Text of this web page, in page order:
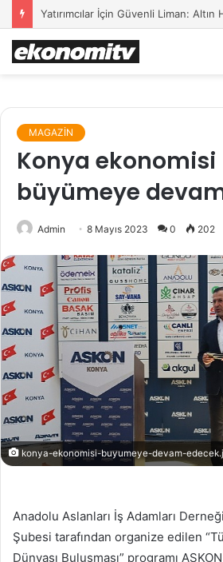
Yatırımcılar İçin Güvenli Liman: Altın
MAGAZİN
Konya ekonomisi
büyümeye
Admin 8 Mayıs 2023 0 202
konya-ekonomisi-buyumeye-devam-
Anadolu Aslanları İş Adamları
Şubesi tarafından organize edilen
Dünyası Buluşması” programı